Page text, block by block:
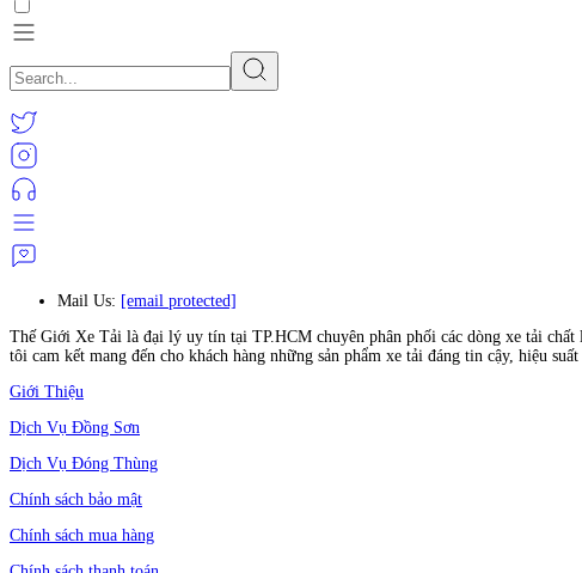
Mail Us: [email protected]
Thế Giới Xe Tải là đại lý uy tín tại TP.HCM chuyên phân phối các dòng xe tải
tôi cam kết mang đến cho khách hàng những sản phẩm xe tải đáng tin cậy, hiệu
Giới Thiệu
Dịch Vụ Đồng Sơn
Dịch Vụ Đóng Thùng
Chính sách bảo mật
Chính sách mua hàng